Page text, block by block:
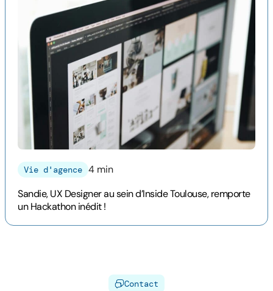
Vie d'agence 4 min
Sandie, UX Designer au sein d’Inside Toulouse, remporte
un Hackathon inédit !
Contact